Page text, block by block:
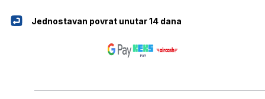
Jednostavan povrat unutar 14 dana